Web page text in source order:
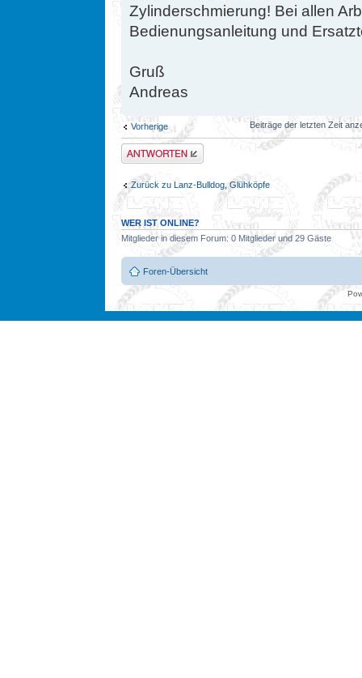
Zylinderschmierung! Bei allen
Bedienungsanleitung und
Gruß
Andreas
Vorherige Beiträge der letzten Zeit
Antwort erstellen
Zurück zu Lanz-Bulldog, Glühköpfe
WER IST ONLINE?
Mitglieder in diesem Forum: 0 Mitglieder und 29 Gäste
Foren-Übersicht